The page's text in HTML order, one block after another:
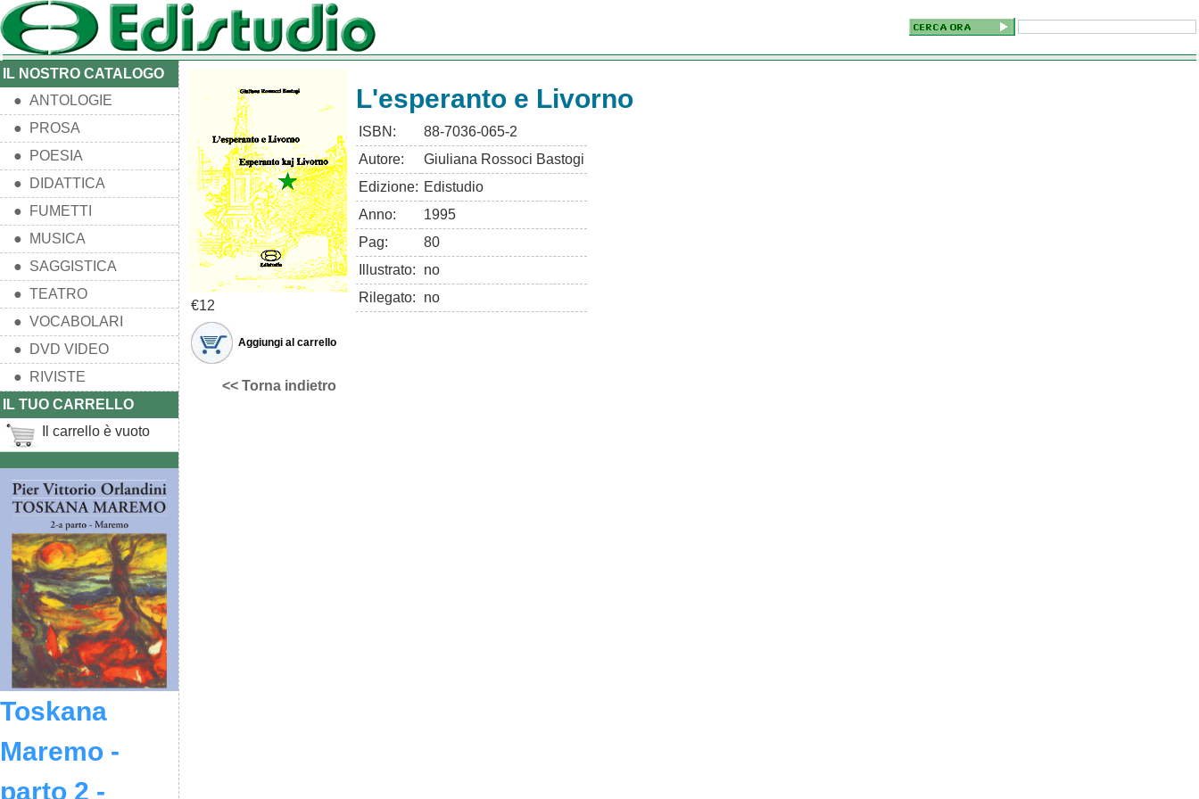
IL NOSTRO CATALOGO
● ANTOLOGIE
● PROSA
● POESIA
● DIDATTICA
● FUMETTI
● MUSICA
● SAGGISTICA
● TEATRO
● VOCABOLARI
● DVD VIDEO
● RIVISTE
IL TUO CARRELLO
Il carrello è vuoto
Toskana
Maremo -
parto 2 -
€12
Aggiungi al carrello
<< Torna indietro
L'esperanto e Livorno
ISBN:
88-7036-065-2
Autore:
Giuliana Rossoci Bastogi
Edizione: Edistudio
Anno:
1995
Pag:
80
Illustrato:
no
Rilegato:
no